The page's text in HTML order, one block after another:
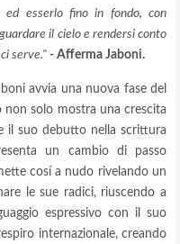
ed esserlo fino in fondo, con
il cielo e rendersi conto
serve." - Afferma Jaboni.
avvia una nuova fase del
solo mostra una crescita
il suo debutto nella scrittura
un cambio di passo
cosí a nudo rivelando un
le sue radici, riuscendo a
espressivo con il suo
internazionale, creando